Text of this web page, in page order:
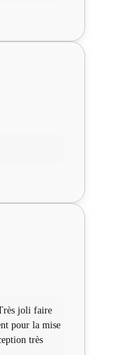
joli faire
pour la mise
très